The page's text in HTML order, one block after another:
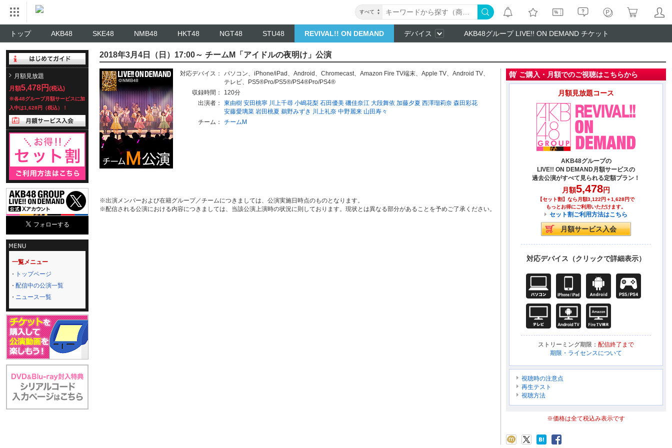
すべて
トップ AKB48 SKE48 NMB48 HKT48 NGT48 STU48 REVIVAL!! ON DEMAND デバイス AKB48グループ LIVE!! ON DEMAND チケット
月額見放題
月額5,478円 (税込)
※各48グループ月額サービスに加
入中は1,628円（税込）！
一覧メニュー
トップページ
配信中の公演一覧
ニュース一覧
2018年3月4日（日）17:00～ チームM「アイドルの夜明け」公演
対応デバイス： パソコン、 iPhone/iPad 、 Android 、 Chromecast、 Amazon Fire TV端末、 Apple TV、 Android TV、
テレビ、
PS5®Pro/PS5®/PS4®Pro/PS4®
収録時間：
120分
出演者：
東由樹 安田桃寧 川上千尋 小嶋花梨 石田優美 磯佳奈江 大段舞依 加藤夕夏 西澤瑠莉奈 森田彩花
安藤愛璃菜 岩田桃夏 鵜野みずき 川上礼奈 中野麗来 山田寿々
チーム：
チームM
※出演メンバーおよび在籍グループ／チームにつきましては、公演実施日時点のものとなります。
※配信される公演における内容につきましては、当該公演上演時の状況に則しております。現状とは異なる部分があることを予めご了承ください。
ご購入・月額でのご視聴はこちらから
月額見放題コース
AKB48グループの
LIVE!! ON DEMAND月額サービスの
過去公演がすべて見られる定額プラン！
月額5,478円
【セット割】なら月額3,122円＋1,628円で
もっとお得にご利用いただけます。
セット割ご利用方法はこちら
対応デバイス（クリックで詳細表示）
ストリーミング期限： 配信終了まで
期限・ライセンスについて
視聴時の注意点
再生テスト
視聴方法
※価格は全て税込み表示です